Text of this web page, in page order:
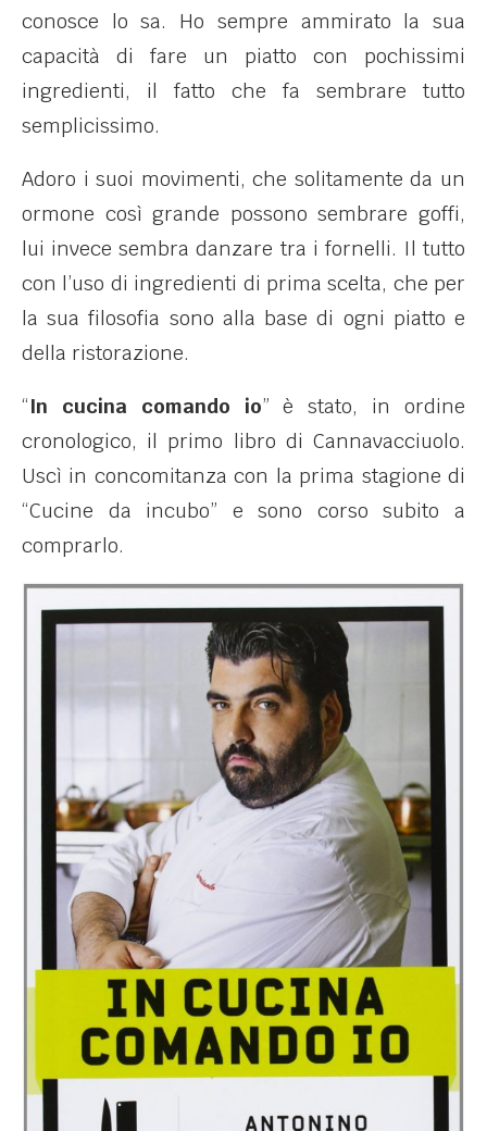
conosce lo sa. Ho sempre ammirato la sua
capacità di fare un piatto con pochissimi
ingredienti, il fatto che fa sembrare tutto
semplicissimo.
Adoro i suoi movimenti, che solitamente da un
ormone così grande possono sembrare goffi,
lui invece sembra danzare tra i fornelli. Il tutto
con l’uso di ingredienti di prima scelta, che per
la sua filosofia sono alla base di ogni piatto e
della ristorazione.
“In cucina comando io” è stato, in ordine
cronologico, il primo libro di Cannavacciuolo.
Uscì in concomitanza con la prima stagione di
“Cucine da incubo” e sono corso subito a
comprarlo.